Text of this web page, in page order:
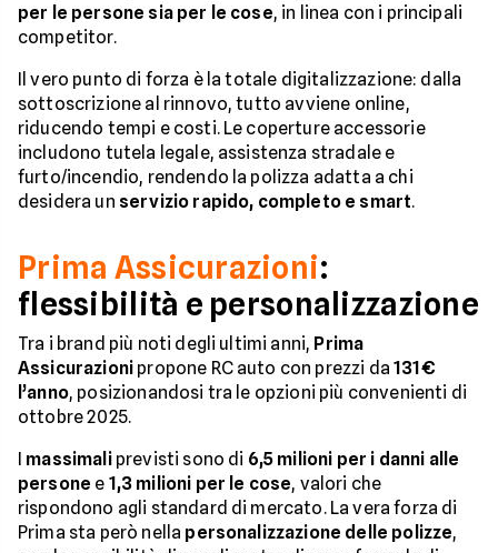
per le persone sia per le cose, in linea con i principali
competitor.
Il vero punto di forza è la totale digitalizzazione: dalla
sottoscrizione al rinnovo, tutto avviene online,
riducendo tempi e costi. Le coperture accessorie
includono tutela legale, assistenza stradale e
furto/incendio, rendendo la polizza adatta a chi
desidera un servizio rapido, completo e smart.
Prima Assicurazioni:
flessibilità e personalizzazione
Tra i brand più noti degli ultimi anni, Prima
Assicurazioni propone RC auto con prezzi da131€
l’anno, posizionandosi tra le opzioni più convenienti di
ottobre 2025.
I massimaliprevisti sono di 6,5 milioni per i danni alle
persone e 1,3 milioni per le cose, valori che
rispondono agli standard di mercato. La vera forza di
Prima sta però nella personalizzazione delle polizze,